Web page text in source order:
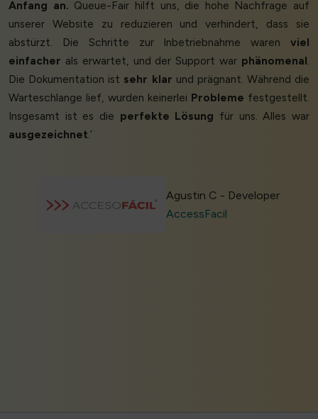
Anfang an. Queue-Fair hilft uns, die hohe Nachfrage auf
unserer Website zu reduzieren und verhindert, dass sie
abstürzt. Die Schritte zur Inbetriebnahme waren viel
einfacher als erwartet, und der Support war phänomenal
Die Dokumentation ist sehr klar und prägnant. Während die
Warteschlange lief, wurden keinerlei Probleme festgestellt.
Insgesamt ist es die perfekte Lösung für uns. Alles war
ausgezeichnet .’
Agustin C - Developer
AccessFacil